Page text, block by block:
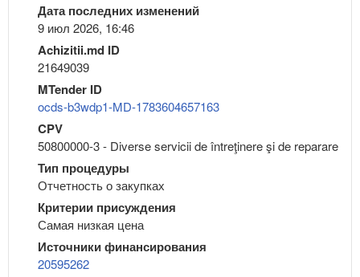
Дата последних изменений
9 июл 2026, 16:46
Achizitii.md ID
21649039
MTender ID
ocds-b3wdp1-MD-1783604657163
CPV
50800000-3 - Diverse servicii de întreţinere şi de reparare
Тип процедуры
Отчетность о закупках
Критерии присуждения
Самая низкая цена
Источники финансирования
20595262